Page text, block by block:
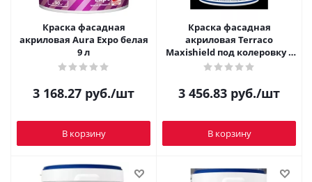
Краска фасадная
акриловая Aura Expo белая
9 л
3 168.27 руб./шт
В корзину
Краска фасадная
акриловая Terraco
Maxishield под колеровку 8
л
3 456.83 руб./шт
В корзину